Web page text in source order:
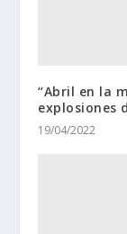
“Abril en la
explosiones
19/04/2022